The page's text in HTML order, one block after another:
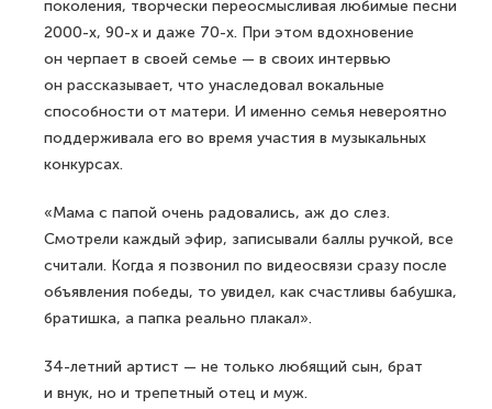
поколения, творчески переосмысливая любимые песни
2000-х, 90-х и даже 70-х. При этом вдохновение
он черпает в своей семье — в своих интервью
он рассказывает, что унаследовал вокальные
способности от матери. И именно семья невероятно
поддерживала его во время участия в музыкальных
конкурсах.
«Мама с папой очень радовались, аж до слез.
Смотрели каждый эфир, записывали баллы ручкой, все
считали. Когда я позвонил по видеосвязи сразу после
объявления победы, то увидел, как счастливы бабушка,
братишка, а папка реально плакал».
34-летний артист — не только любящий сын, брат
и внук, но и трепетный отец и муж.